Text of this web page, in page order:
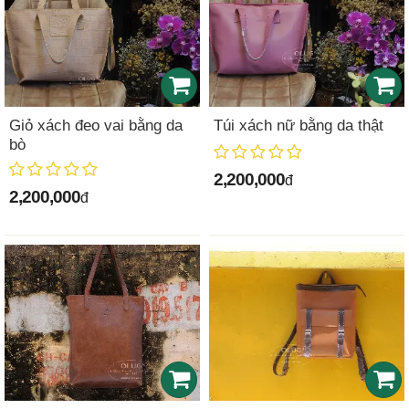
Giỏ xách đeo vai bằng da
bò
2,200,000đ
Túi xách nữ bằng da thật
2,200,000đ